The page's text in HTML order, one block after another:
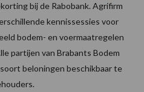
bij de Rabobank. Agrifirm
kennissessies voor
bodem- en voermaatregelen
partijen van Brabants Bodem
beloningen beschikbaar te